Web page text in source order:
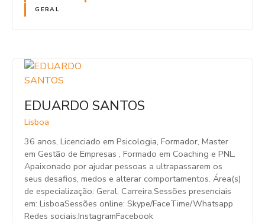
GERAL
EDUARDO SANTOS
Lisboa
36 anos, Licenciado em Psicologia, Formador, Master
em Gestão de Empresas , Formado em Coaching e PNL.
Apaixonado por ajudar pessoas a ultrapassarem os
seus desafios, medos e alterar comportamentos. Área(s)
de especialização: Geral, Carreira.Sessões presenciais
em: LisboaSessões online: Skype/FaceTime/Whatsapp
Redes sociais:InstagramFacebook